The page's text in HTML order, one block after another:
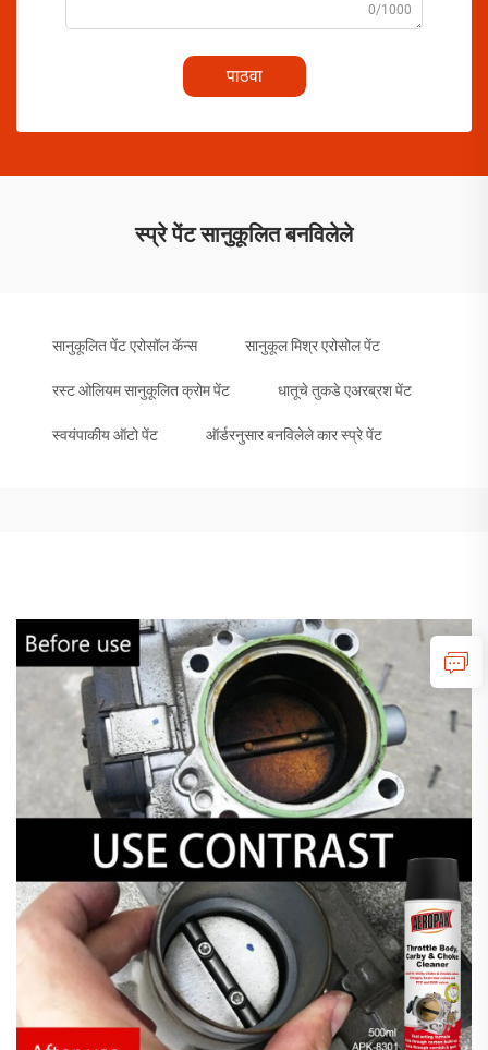
0/1000
पाठवा
स्प्रे पेंट सानुकूलित बनविलेले
सानुकूलित पेंट एरोसॉल कॅन्स सानुकूल मिश्र एरोसोल पेंट
रस्ट ओलियम सानुकूलित क्रोम पेंट धातूचे तुकडे एअरब्रश पेंट
स्वयंपाकीय ऑटो पेंट ऑर्डरनुसार बनविलेले कार स्प्रे पेंट